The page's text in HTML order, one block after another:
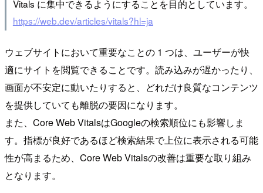
Vitals に集中できるようにすることを目的としています。
https://web.dev/articles/vitals?hl=ja
ウェブサイトにおいて重要なことの 1 つは、ユーザーが快
適にサイトを閲覧できることです。読み込みが遅かったり、
画面が不安定に動いたりすると、どれだけ良質なコンテンツ
を提供していても離脱の要因になります。
また、Core Web VitalsはGoogleの検索順位にも影響しま
す。指標が良好であるほど検索結果で上位に表示される可能
性が高まるため、Core Web Vitalsの改善は重要な取り組み
となります。